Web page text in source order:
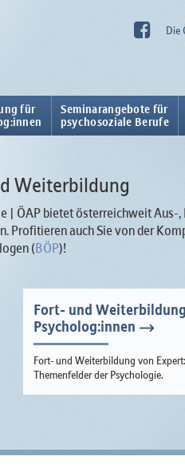
Die
für
Seminarangebote für
psychosoziale Berufe
Weiterbildung
| ÖAP bietet österreichweit
Profitieren auch Sie von der
(BÖP)!
Fort- und
Psycholog:innen
Fort- und Weiterbildung von
Themenfelder der Psychologie.